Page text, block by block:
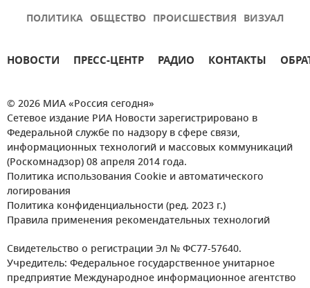
ПОЛИТИКА ОБЩЕСТВО ПРОИСШЕСТВИЯ ВИЗУАЛ
НОВОСТИ ПРЕСС-ЦЕНТР РАДИО КОНТАКТЫ
© 2026 МИА «Россия сегодня»
Сетевое издание РИА Новости зарегистрировано в
Федеральной службе по надзору в сфере связи,
информационных технологий и массовых коммуникаций
(Роскомнадзор) 08 апреля 2014 года.
Политика использования Cookie и автоматического
логирования
Политика конфиденциальности (ред. 2023 г.)
Правила применения рекомендательных технологий
Свидетельство о регистрации Эл № ФС77-57640.
Учредитель: Федеральное государственное унитарное
предприятие Международное информационное агентство